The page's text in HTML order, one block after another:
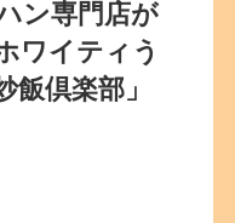
ン専門店が
ワイティう
倶楽部」